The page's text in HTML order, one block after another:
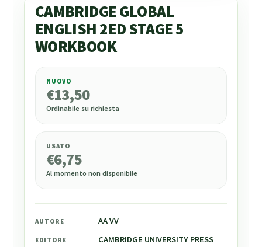
CAMBRIDGE GLOBAL
ENGLISH 2ED STAGE 5
WORKBOOK
13,50
NUOVO
€13,50
Ordinabile su richiesta
USATO
€6,75
Al momento non disponibile
AUTORE AA VV
EDITORE CAMBRIDGE UNIVERSITY PRESS